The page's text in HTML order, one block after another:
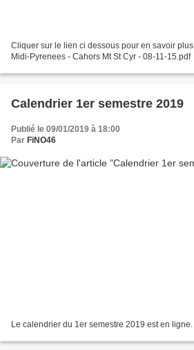
Cliquer sur le lien ci dessous pour en savoir plus - invitation CO Regionale
Midi-Pyrenees - Cahors Mt St Cyr - 08-11-15.pdf
Calendrier 1er semestre 2019
Publié le 09/01/2019 à 18:00
Par FiNO46
Le calendrier du 1er semestre 2019 est en ligne.